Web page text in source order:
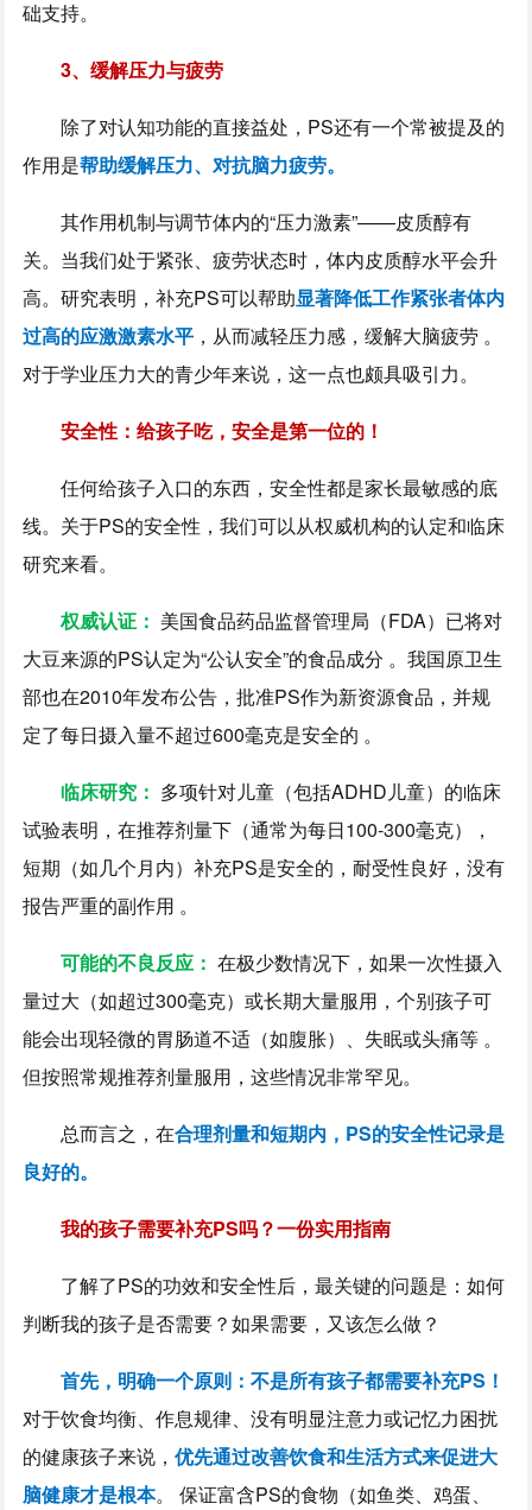
础支持。
3、缓解压力与疲劳
除了对认知功能的直接益处，PS还有一个常被提及的
作用是帮助缓解压力、对抗脑力疲劳。
其作用机制与调节体内的“压力激素”——皮质醇有
关。当我们处于紧张、疲劳状态时，体内皮质醇水平会升
高。研究表明，补充PS可以帮助显著降低工作紧张者体内
过高的应激激素水平 ，从而减轻压力感，缓解大脑疲劳 。
对于学业压力大的青少年来说，这一点也颇具吸引力。
安全性：给孩子吃，安全是第一位的！
任何给孩子入口的东西，安全性都是家长最敏感的底
线。关于PS的安全性，我们可以从权威机构的认定和临床
研究来看。
权威认证： 美国食品药品监督管理局（FDA）已将对
大豆来源的PS认定为“公认安全”的食品成分 。我国原卫生
部也在2010年发布公告，批准PS作为新资源食品，并规
定了每日摄入量不超过600毫克是安全的 。
临床研究： 多项针对儿童（包括ADHD儿童）的临床
试验表明，在推荐剂量下（通常为每日100-300毫克），
短期（如几个月内）补充PS是安全的，耐受性良好，没有
报告严重的副作用 。
可能的不良反应：在极少数情况下，如果一次性摄入
量过大（如超过300毫克）或长期大量服用，个别孩子可
能会出现轻微的胃肠道不适（如腹胀）、失眠或头痛等 。
但按照常规推荐剂量服用，这些情况非常罕见。
总而言之，在合理剂量和短期内，PS的安全性记录是
良好的。
我的孩子需要补充PS吗？一份实用指南
了解了PS的功效和安全性后，最关键的问题是：如何
判断我的孩子是否需要？如果需要，又该怎么做？
首先，明确一个原则：不是所有孩子都需要补充PS！
对于饮食均衡、作息规律、没有明显注意力或记忆力困扰
的健康孩子来说，优先通过改善饮食和生活方式来促进大
脑健康才是根本。 保证富含PS的食物（如鱼类、鸡蛋、